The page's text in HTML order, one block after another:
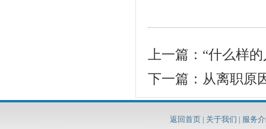
上一篇： “什么样
下一篇： 从离职原
返回首页 | 关于我们 | 服务